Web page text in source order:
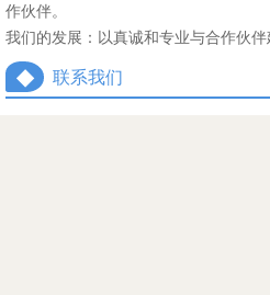
作伙伴。
我们的发展：以真诚和专业与合作伙伴
◆ 联系我们